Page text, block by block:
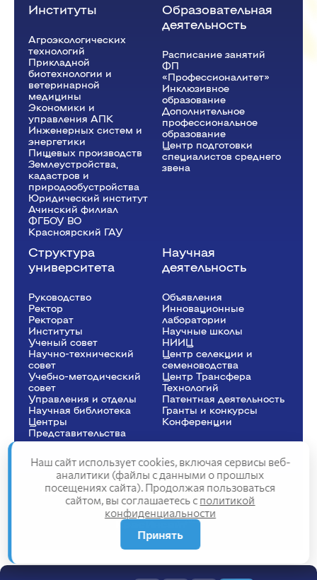
Институты
Агроэкологических
технологий
Прикладной
биотехнологии и
ветеринарной
медицины
Экономики и
управления АПК
Инженерных систем и
энергетики
Пищевых производств
Землеустройства,
кадастров и
природообустройства
Юридический институт
Ачинский филиал
ФГБОУ ВО
Красноярский ГАУ
Образовательная
деятельность
Расписание занятий
ФП
«Профессионалитет»
Инклюзивное
образование
Дополнительное
профессиональное
образование
Центр подготовки
специалистов среднего
звена
Структура
университета
Руководство
Ректор
Рeкторат
Институты
Ученый совет
Научно-технический
совет
Учебно-методический
совет
Управления и отделы
Научная библиотека
Центры
Представительства
Научная
деятельность
Объявления
Инновационные
лаборатории
Научные школы
НИИЦ
Центр селекции и
семеноводства
Центр Трансфера
Технологий
Патентная деятельность
Гранты и конкурсы
Конференции
Сведения об образовательной организации
Политика конфиденциальности
Структура сайта
2025
Наш сайт использует cookies, включая сервисы веб-
аналитики (файлы с данными о прошлых
посещениях сайта). Продолжая пользоваться
сайтом, вы соглашаетесь с политикой
конфиденциальности
Принять